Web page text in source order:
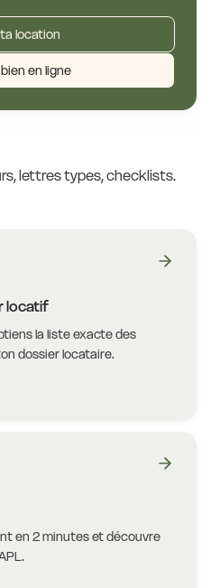
location
en ligne
lettres types, checklists.
locatif
la liste exacte des
dossier locataire.
en 2 minutes et découvre